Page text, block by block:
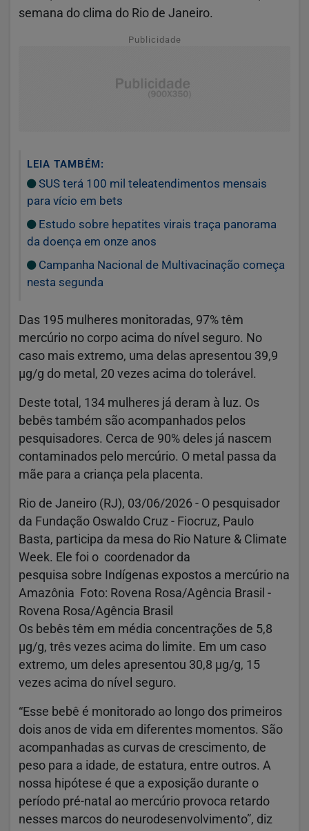
semana do clima do Rio de Janeiro.
Publicidade
LEIA TAMBÉM:
SUS terá 100 mil teleatendimentos mensais
para vício em bets
Estudo sobre hepatites virais traça panorama
da doença em onze anos
Campanha Nacional de Multivacinação começa
nesta segunda
Das 195 mulheres monitoradas, 97% têm
mercúrio no corpo acima do nível seguro. No
caso mais extremo, uma delas apresentou 39,9
µg/g do metal, 20 vezes acima do tolerável.
Deste total, 134 mulheres já deram à luz. Os
bebês também são acompanhados pelos
pesquisadores. Cerca de 90% deles já nascem
contaminados pelo mercúrio. O metal passa da
mãe para a criança pela placenta.
Rio de Janeiro (RJ), 03/06/2026 - O pesquisador
da Fundação Oswaldo Cruz - Fiocruz, Paulo
Basta, participa da mesa do Rio Nature & Climate
Week. Ele foi o coordenador da
pesquisa sobre Indígenas expostos a mercúrio na
Amazônia Foto: Rovena Rosa/Agência Brasil -
Rovena Rosa/Agência Brasil
Os bebês têm em média concentrações de 5,8
µg/g, três vezes acima do limite. Em um caso
extremo, um deles apresentou 30,8 µg/g, 15
vezes acima do nível seguro.
“Esse bebê é monitorado ao longo dos primeiros
dois anos de vida em diferentes momentos. São
acompanhadas as curvas de crescimento, de
peso para a idade, de estatura, entre outros. A
nossa hipótese é que a exposição durante o
período pré-natal ao mercúrio provoca retardo
nesses marcos do neurodesenvolvimento”, diz